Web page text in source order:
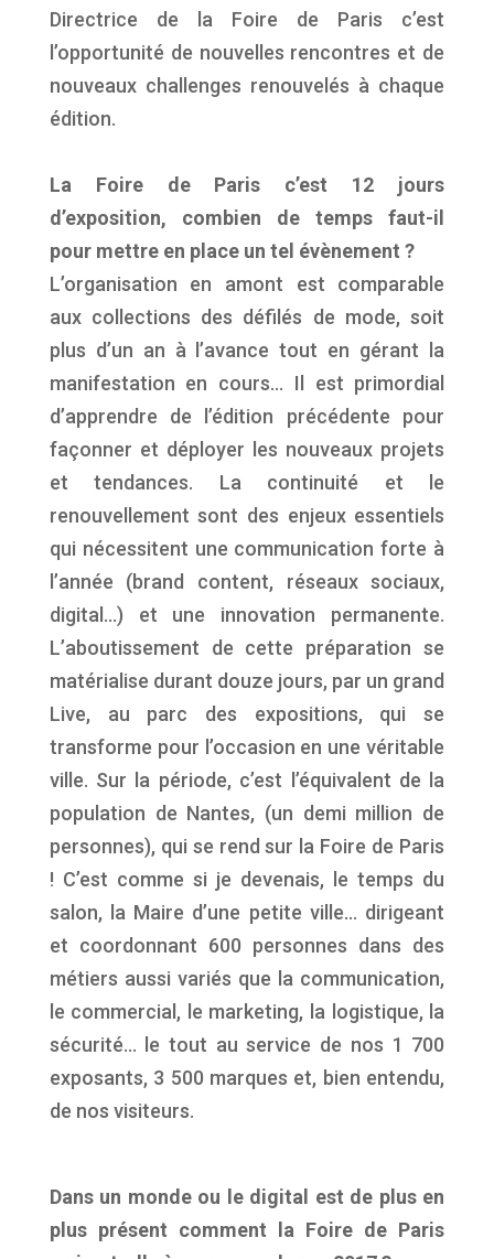
Directrice de la Foire de Paris c’est
l’opportunité de nouvelles rencontres et de
nouveaux challenges renouvelés à chaque
édition.
La Foire de Paris c’est 12 jours
d’exposition, combien de temps faut-il
pour mettre en place un tel évènement ?
L’organisation en amont est comparable
aux collections des défilés de mode, soit
plus d’un an à l’avance tout en gérant la
manifestation en cours… Il est primordial
d’apprendre de l’édition précédente pour
façonner et déployer les nouveaux projets
et tendances. La continuité et le
renouvellement sont des enjeux essentiels
qui nécessitent une communication forte à
l’année (brand content, réseaux sociaux,
digital…) et une innovation permanente.
L’aboutissement de cette préparation se
matérialise durant douze jours, par un grand
Live, au parc des expositions, qui se
transforme pour l’occasion en une véritable
ville. Sur la période, c’est l’équivalent de la
population de Nantes, (un demi million de
personnes), qui se rend sur la Foire de Paris
! C’est comme si je devenais, le temps du
salon, la Maire d’une petite ville… dirigeant
et coordonnant 600 personnes dans des
métiers aussi variés que la communication,
le commercial, le marketing, la logistique, la
sécurité… le tout au service de nos 1 700
exposants, 3 500 marques et, bien entendu,
de nos visiteurs.
Dans un monde ou le digital est de plus en
plus présent comment la Foire de Paris